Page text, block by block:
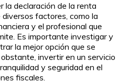
la declaración de la renta
factores, como la
y el profesional que
Es importante investigar y
la mejor opción que se
invertir en un servicio
y seguridad en el
fiscales.